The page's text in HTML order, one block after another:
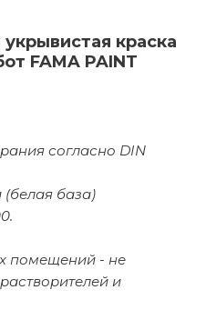
краска
FAMA PAINT
согласно DIN
(белая база)
помещений - не
и